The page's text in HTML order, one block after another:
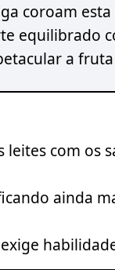
coroam
equilibrado
a
com os
ainda